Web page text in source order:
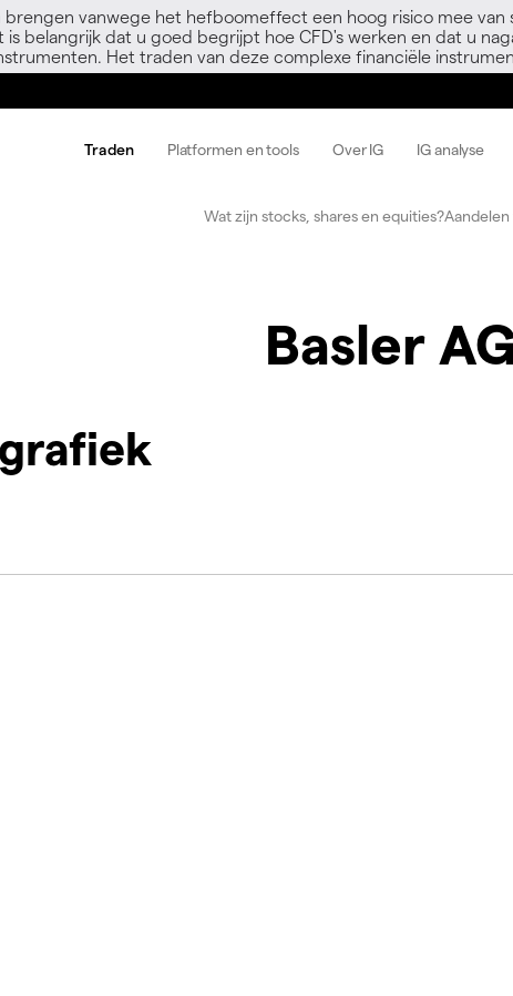
brengen vanwege het hefboomeffect een hoog risico mee van
is belangrijk dat u goed begrijpt hoe CFD's werken en dat u
Het traden van deze complexe financiële
Traden Platformen en tools Over IG IG analyse
Wat zijn stocks, shares en equities?
Basler